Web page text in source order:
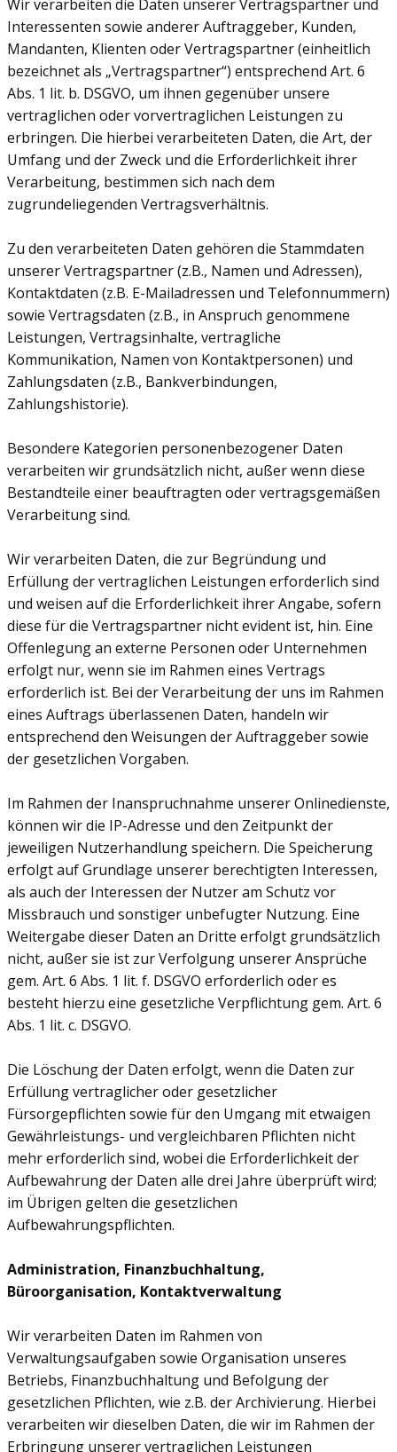
Wir verarbeiten die Daten unserer Vertragspartner und
Interessenten sowie anderer Auftraggeber, Kunden,
Mandanten, Klienten oder Vertragspartner (einheitlich
bezeichnet als „Vertragspartner“) entsprechend Art. 6
Abs. 1 lit. b. DSGVO, um ihnen gegenüber unsere
vertraglichen oder vorvertraglichen Leistungen zu
erbringen. Die hierbei verarbeiteten Daten, die Art, der
Umfang und der Zweck und die Erforderlichkeit ihrer
Verarbeitung, bestimmen sich nach dem
zugrundeliegenden Vertragsverhältnis.
Zu den verarbeiteten Daten gehören die Stammdaten
unserer Vertragspartner (z.B., Namen und Adressen),
Kontaktdaten (z.B. E-Mailadressen und Telefonnummern)
sowie Vertragsdaten (z.B., in Anspruch genommene
Leistungen, Vertragsinhalte, vertragliche
Kommunikation, Namen von Kontaktpersonen) und
Zahlungsdaten (z.B., Bankverbindungen,
Zahlungshistorie).
Besondere Kategorien personenbezogener Daten
verarbeiten wir grundsätzlich nicht, außer wenn diese
Bestandteile einer beauftragten oder vertragsgemäßen
Verarbeitung sind.
Wir verarbeiten Daten, die zur Begründung und
Erfüllung der vertraglichen Leistungen erforderlich sind
und weisen auf die Erforderlichkeit ihrer Angabe, sofern
diese für die Vertragspartner nicht evident ist, hin. Eine
Offenlegung an externe Personen oder Unternehmen
erfolgt nur, wenn sie im Rahmen eines Vertrags
erforderlich ist. Bei der Verarbeitung der uns im Rahmen
eines Auftrags überlassenen Daten, handeln wir
entsprechend den Weisungen der Auftraggeber sowie
der gesetzlichen Vorgaben.
Im Rahmen der Inanspruchnahme unserer Onlinedienste,
können wir die IP-Adresse und den Zeitpunkt der
jeweiligen Nutzerhandlung speichern. Die Speicherung
erfolgt auf Grundlage unserer berechtigten Interessen,
als auch der Interessen der Nutzer am Schutz vor
Missbrauch und sonstiger unbefugter Nutzung. Eine
Weitergabe dieser Daten an Dritte erfolgt grundsätzlich
nicht, außer sie ist zur Verfolgung unserer Ansprüche
gem. Art. 6 Abs. 1 lit. f. DSGVO erforderlich oder es
besteht hierzu eine gesetzliche Verpflichtung gem. Art. 6
Abs. 1 lit. c. DSGVO.
Die Löschung der Daten erfolgt, wenn die Daten zur
Erfüllung vertraglicher oder gesetzlicher
Fürsorgepflichten sowie für den Umgang mit etwaigen
Gewährleistungs- und vergleichbaren Pflichten nicht
mehr erforderlich sind, wobei die Erforderlichkeit der
Aufbewahrung der Daten alle drei Jahre überprüft wird;
im Übrigen gelten die gesetzlichen
Aufbewahrungspflichten.
Administration, Finanzbuchhaltung,
Büroorganisation, Kontaktverwaltung
Wir verarbeiten Daten im Rahmen von
Verwaltungsaufgaben sowie Organisation unseres
Betriebs, Finanzbuchhaltung und Befolgung der
gesetzlichen Pflichten, wie z.B. der Archivierung. Hierbei
verarbeiten wir dieselben Daten, die wir im Rahmen der
Erbringung unserer vertraglichen Leistungen